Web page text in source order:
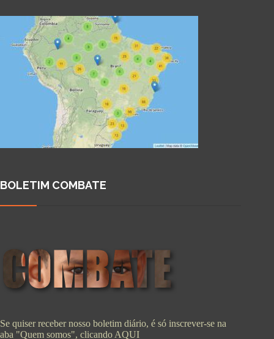
BOLETIM COMBATE
Se quiser receber nosso boletim diário, é só inscrever-se na
aba "Quem somos", clicando AQUI